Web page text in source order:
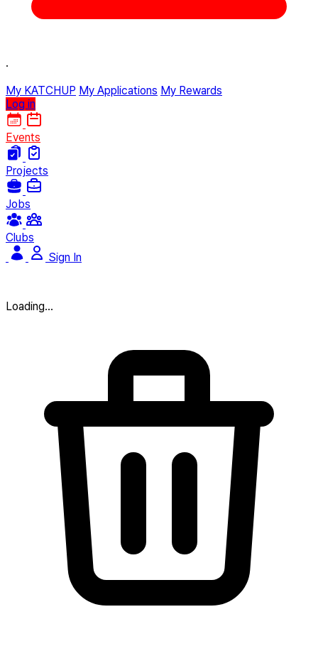
·
My KATCHUP My Applications My Rewards
Log in
Events
Projects
Jobs
Clubs
Sign In
Loading...